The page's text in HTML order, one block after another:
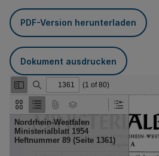
PDF-Version herunterladen
Dokument ausdrucken